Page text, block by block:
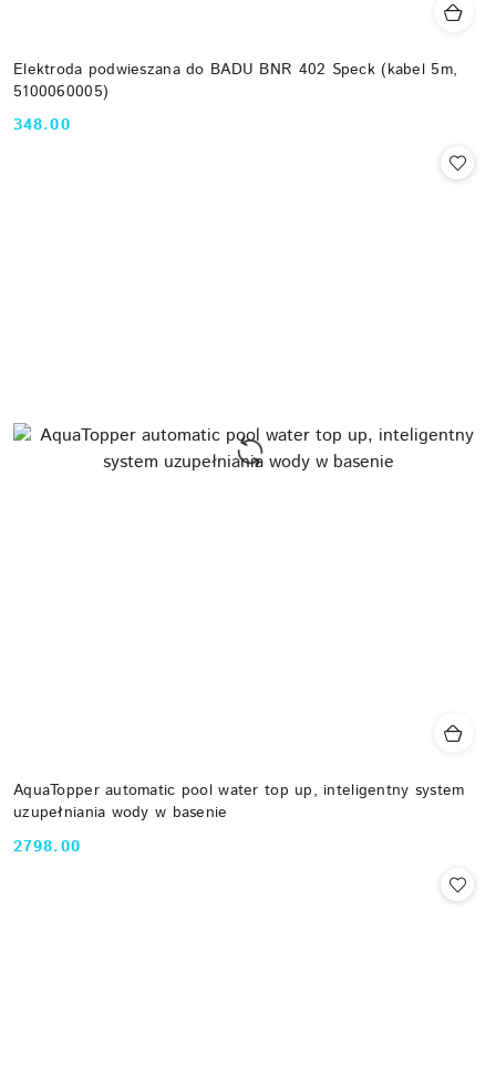
Elektroda podwieszana do BADU BNR 402 Speck (kabel 5m,
5100060005)
Cena:
348.00
AquaTopper automatic pool water top up, inteligentny system
uzupełniania wody w basenie
Cena:
2798.00